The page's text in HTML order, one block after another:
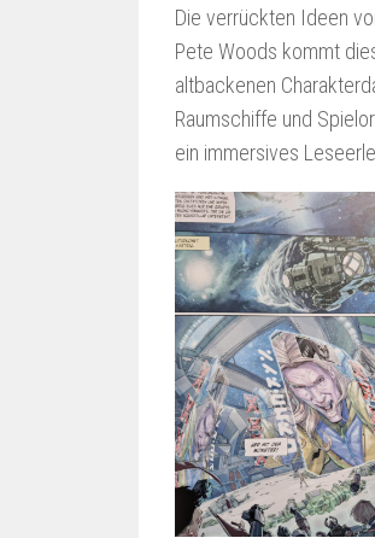
Die verrückten Ideen
Pete Woods kommt
altbackenen
Raumschiffe und
ein immersives